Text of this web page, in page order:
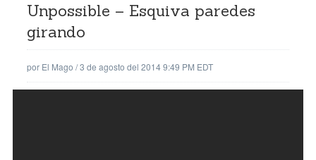
Unpossible – Esquiva paredes
girando
por El Mago /3 de agosto del 2014 9:49 PM EDT